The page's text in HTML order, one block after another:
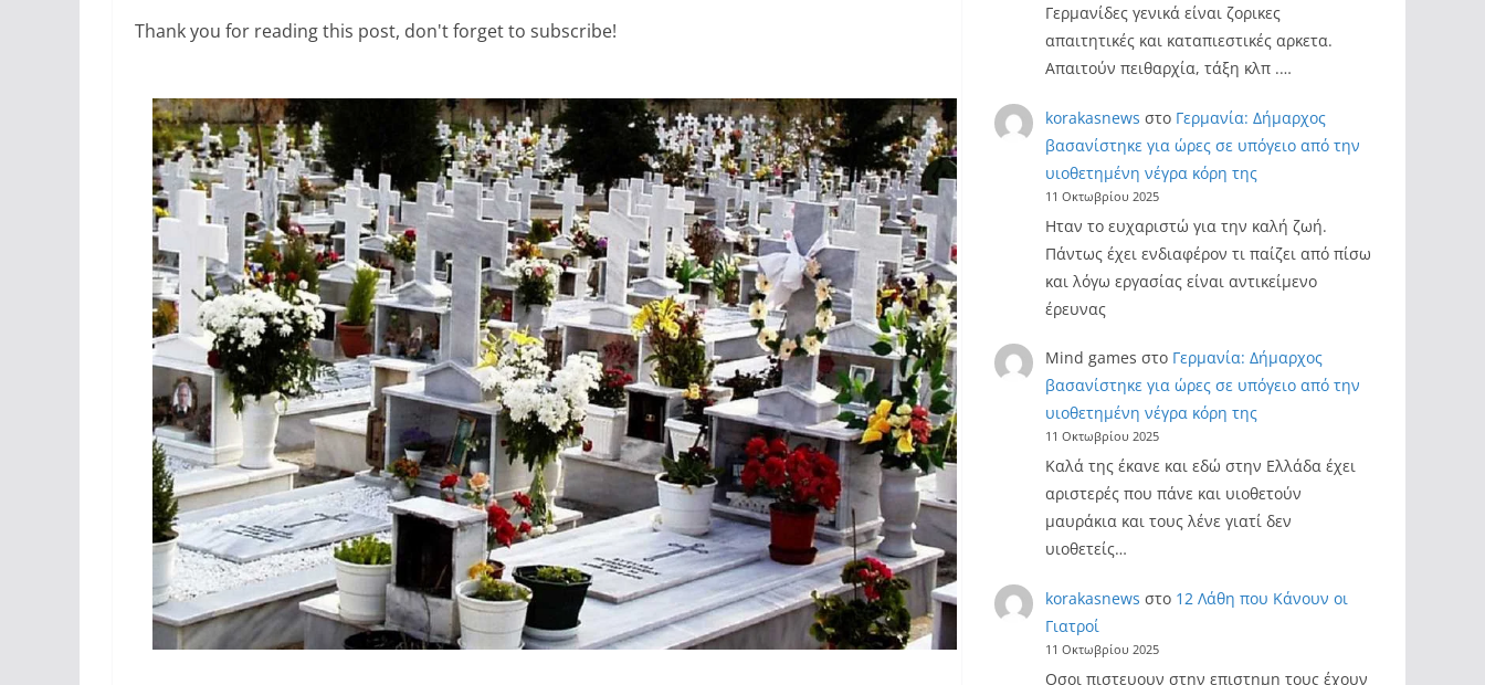
Thank you for reading this post, don't forget to subscribe!
Γερμανίδες γενικά είναι ζορικες
απαιτητικές και καταπιεστικές αρκετα.
Απαιτούν πειθαρχία, τάξη κλπ .…
korakasnews στο Γερμανία: Δήμαρχος
βασανίστηκε για ώρες σε υπόγειο από την
υιοθετημένη νέγρα κόρη της
11 Οκτωβρίου 2025
Ηταν το ευχαριστώ για την καλή ζωή.
Πάντως έχει ενδιαφέρον τι παίζει από πίσω
και λόγω εργασίας είναι αντικείμενο
έρευνας
Mind games στο Γερμανία: Δήμαρχος
βασανίστηκε για ώρες σε υπόγειο από την
υιοθετημένη νέγρα κόρη της
11 Οκτωβρίου 2025
Καλά της έκανε και εδώ στην Ελλάδα έχει
αριστερές που πάνε και υιοθετούν
μαυράκια και τους λένε γιατί δεν
υιοθετείς…
korakasnews στο 12 Λάθη που Κάνουν οι
Γιατροί
11 Οκτωβρίου 2025
Οσοι πιστευουν στην επιστημη τους έχουν